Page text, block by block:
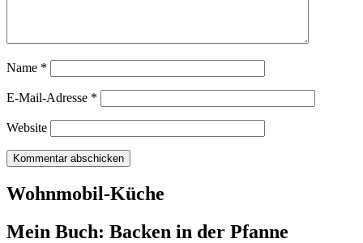
Name *
E-Mail-Adresse *
Website
Wohnmobil-Küche
Mein Buch: Backen in der Pfanne